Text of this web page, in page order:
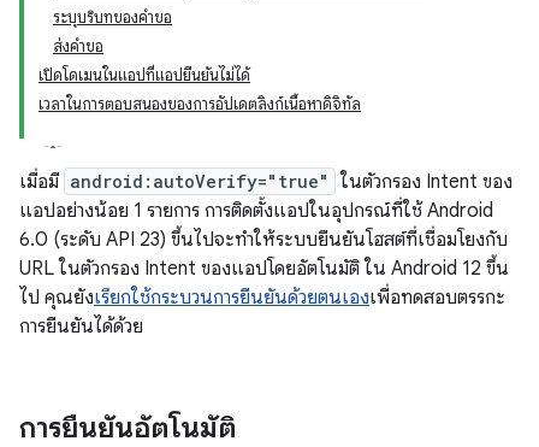
ระบุบริบทของคำขอ
ส่งคำขอ
เปิดโดเมนในแอปที่แอปยืนยันไม่ได้
เวลาในการตอบสนองของการอัปเดตลิงก์เนื้อหาดิจิทัล
เมื่อมี android:autoVerify="true"
ในตัวกรอง Intent ของ
แอปอย่างน้อย 1 รายการ การติดตั้งแอปในอุปกรณ์ที่ใช้ Android
6.0 (ระดับ API 23) ขึ้นไปจะทำให้ระบบยืนยันโฮสต์ที่เชื่อมโยงกับ
URL ในตัวกรอง Intent ของแอปโดยอัตโนมัติ ใน Android 12 ขึ้น
ไป คุณยังเรียกใช้กระบวนการยืนยันด้วยตนเองเพื่อทดสอบตรรกะ
การยืนยันได้ด้วย
การยืนยันอัตโนมัติ